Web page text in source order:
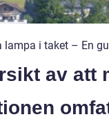
lampa i taket – En
av att